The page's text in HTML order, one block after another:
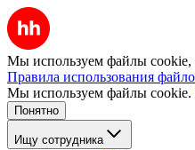
Мы используем файлы cookie,
Правила использования
Мы используем файлы cookie.
Понятно
Ищу сотрудника